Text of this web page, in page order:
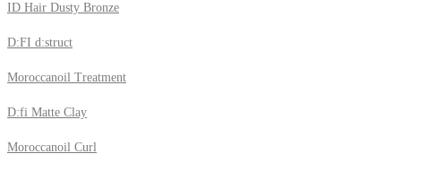
ID Hair Dusty Bronze
D:FI d:struct
Moroccanoil Treatment
D:fi Matte Clay
Moroccanoil Curl